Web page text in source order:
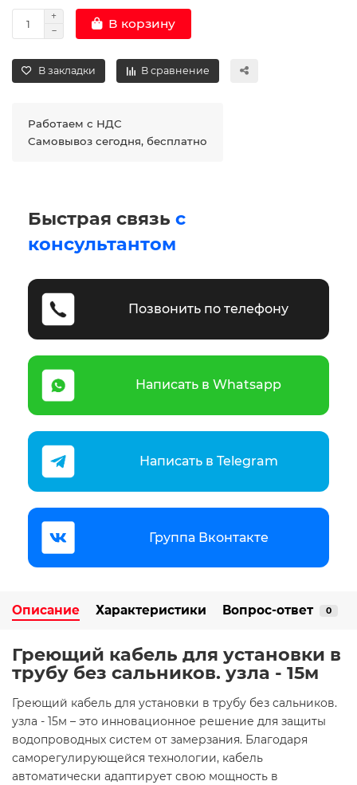
В корзину
В закладки В сравнение
Работаем с НДС
Самовывоз сегодня, бесплатно
Быстрая связь с
консультантом
Позвонить по телефону
Написать в Whatsapp
Написать в Telegram
Группа Вконтакте
Описание Характеристики Вопрос-ответ 0
Греющий кабель для установки в
трубу без сальников. узла - 15м
Греющий кабель для установки в трубу без сальников.
узла - 15м – это инновационное решение для защиты
водопроводных систем от замерзания. Благодаря
саморегулирующейся технологии, кабель
автоматически адаптирует свою мощность в